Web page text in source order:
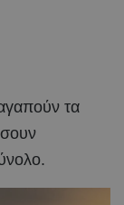
τα